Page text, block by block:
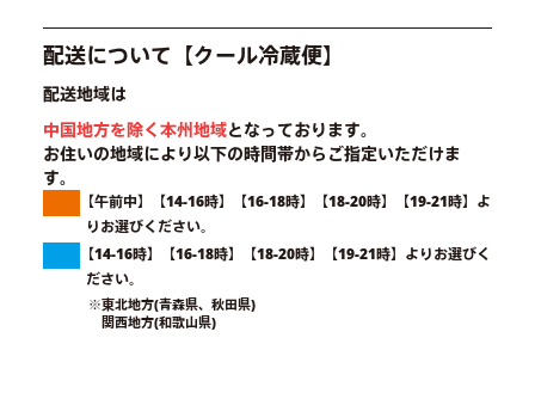
配送について【クール冷蔵便】
配送地域は
中国地方を除く本州地域となっております。
お住いの地域により以下の時間帯からご指定いただけま
す。
【午前中】【14-16時】【16-18時】【18-20時】【19-21時】よ
りお選びください。
【14-16時】【16-18時】【18-20時】【19-21時】よりお選びく
ださい。
※東北地方(青森県、秋田県)
関西地方(和歌山県)